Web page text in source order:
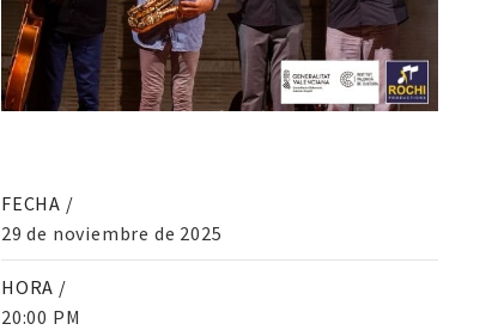
FECHA /
29 de noviembre de 2025
HORA /
20:00 PM